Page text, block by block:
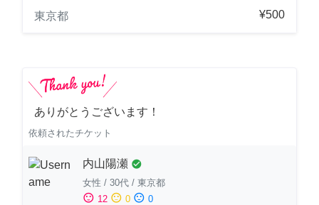
東京都
¥500
ありがとうございます！
依頼されたチケット
内山陽瀬 check_circle
女性 / 30代 / 東京都
sentiment_satisfied 12 sentiment_neutral 0 sentiment_dissatisfied 0